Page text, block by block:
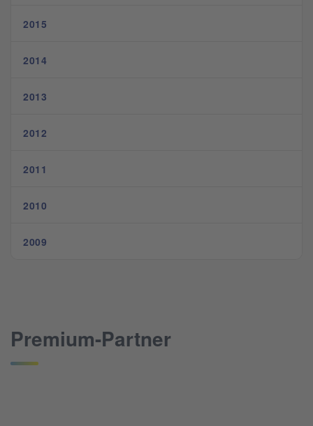
2015
2014
2013
2012
2011
2010
2009
Premium-Partner